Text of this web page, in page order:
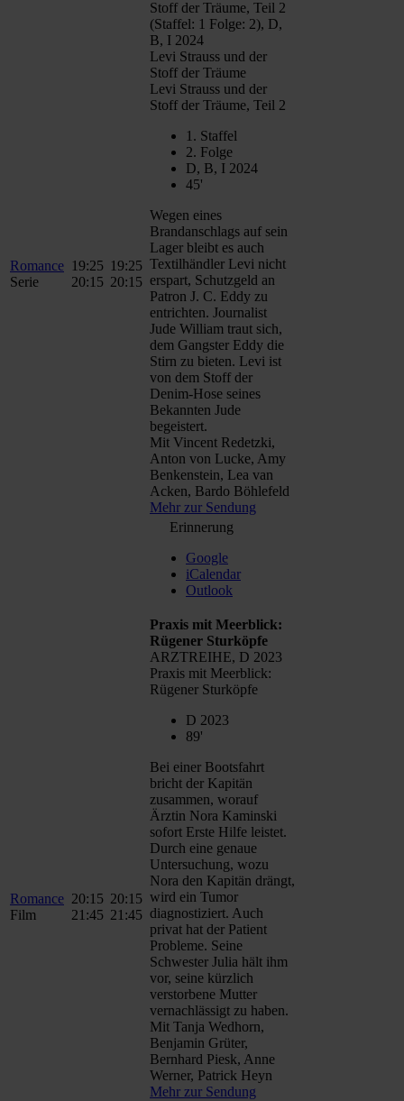
Romance
Serie
19:25
20:15
19:25
20:15
Stoff der Träume, Teil 2
(Staffel: 1 Folge: 2), D,
B, I 2024
Levi Strauss und der
Stoff der Träume
Levi Strauss und der
Stoff der Träume, Teil 2
1. Staffel
2. Folge
D, B, I 2024
45'
Wegen eines
Brandanschlags auf sein
Lager bleibt es auch
Textilhändler Levi nicht
erspart, Schutzgeld an
Patron J. C. Eddy zu
entrichten. Journalist
Jude William traut sich,
dem Gangster Eddy die
Stirn zu bieten. Levi ist
von dem Stoff der
Denim-Hose seines
Bekannten Jude
begeistert.
Mit Vincent Redetzki,
Anton von Lucke, Amy
Benkenstein, Lea van
Acken, Bardo Böhlefeld
Mehr zur Sendung
Erinnerung
Google
iCalendar
Outlook
Romance
Film
20:15
21:45
20:15
21:45
Praxis mit Meerblick:
Rügener Sturköpfe
ARZTREIHE, D 2023
Praxis mit Meerblick:
Rügener Sturköpfe
D 2023
89'
Bei einer Bootsfahrt
bricht der Kapitän
zusammen, worauf
Ärztin Nora Kaminski
sofort Erste Hilfe leistet.
Durch eine genaue
Untersuchung, wozu
Nora den Kapitän drängt,
wird ein Tumor
diagnostiziert. Auch
privat hat der Patient
Probleme. Seine
Schwester Julia hält ihm
vor, seine kürzlich
verstorbene Mutter
vernachlässigt zu haben.
Mit Tanja Wedhorn,
Benjamin Grüter,
Bernhard Piesk, Anne
Werner, Patrick Heyn
Mehr zur Sendung